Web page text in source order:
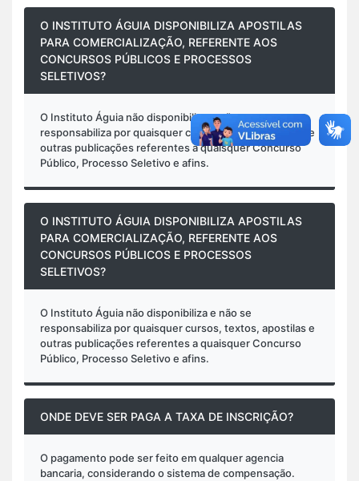
O INSTITUTO ÁGUIA DISPONIBILIZA APOSTILAS
PARA COMERCIALIZAÇÃO, REFERENTE AOS
CONCURSOS PÚBLICOS E PROCESSOS
SELETIVOS?
O Instituto Águia não disponibiliza e não se
responsabiliza por quaisquer cursos, textos, apostilas e
outras publicações referentes a quaisquer Concurso
Público, Processo Seletivo e afins.
O INSTITUTO ÁGUIA DISPONIBILIZA APOSTILAS
PARA COMERCIALIZAÇÃO, REFERENTE AOS
CONCURSOS PÚBLICOS E PROCESSOS
SELETIVOS?
O Instituto Águia não disponibiliza e não se
responsabiliza por quaisquer cursos, textos, apostilas e
outras publicações referentes a quaisquer Concurso
Público, Processo Seletivo e afins.
ONDE DEVE SER PAGA A TAXA DE INSCRIÇÃO?
O pagamento pode ser feito em qualquer agencia
bancaria, considerando o sistema de compensação.